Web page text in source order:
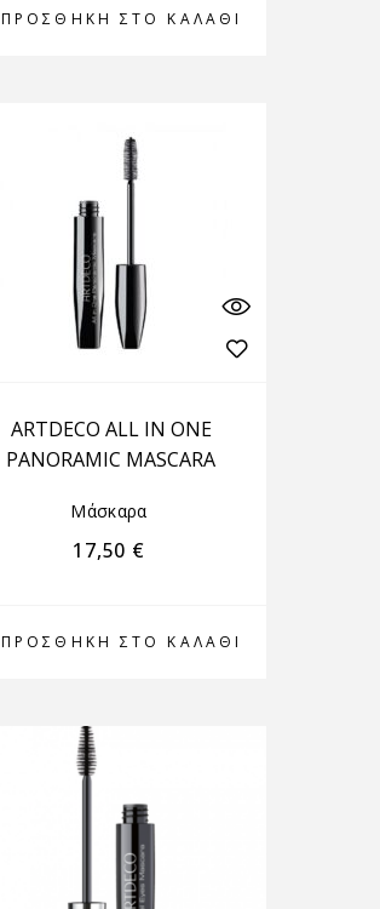
ΠΡΟΣΘΉΚΗ ΣΤΟ ΚΑΛΆΘΙ
ΠΡΟΣΘΉΚΗ ΣΤΟ ΚΑΛΆΘΙ
ARTDECO ALL IN ONE
PANORAMIC MASCARA
Μάσκαρα
17,50 €